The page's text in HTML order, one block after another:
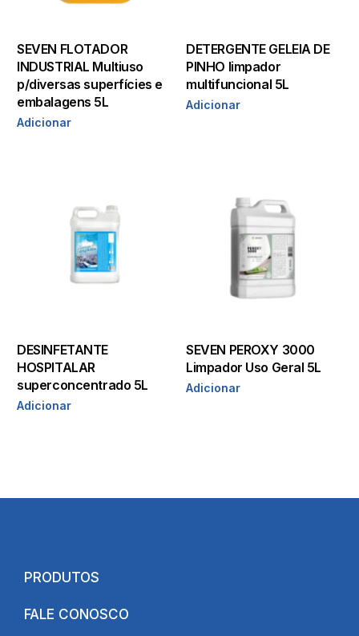
SEVEN FLOTADOR
INDUSTRIAL Multiuso
p/diversas superfícies e
embalagens 5L
Adicionar
DETERGENTE GELEIA DE
PINHO limpador
multifuncional 5L
Adicionar
DESINFETANTE
HOSPITALAR
superconcentrado 5L
Adicionar
SEVEN PEROXY 3000
Limpador Uso Geral 5L
Adicionar
PRODUTOS
FALE CONOSCO